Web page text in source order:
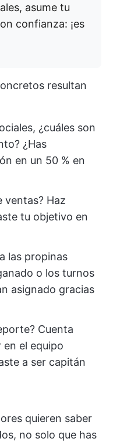
asume tu
confianza: ¡es
resultan
¿cuáles son
¿Has
en un 50 % en
ventas? Haz
tu objetivo en
las propinas
o los turnos
asignado gracias
Cuenta
el equipo
a ser capitán
quieren saber
no solo que has